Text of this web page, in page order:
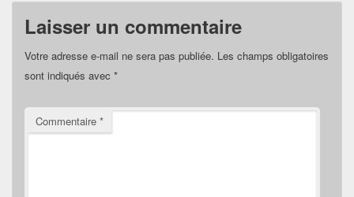
Laisser un commentaire
Votre adresse e-mail ne sera pas publiée. Les champs obligatoires
sont indiqués avec *
Commentaire *